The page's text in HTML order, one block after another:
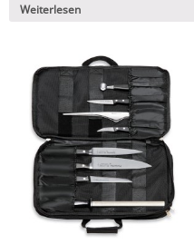
Weiterlesen